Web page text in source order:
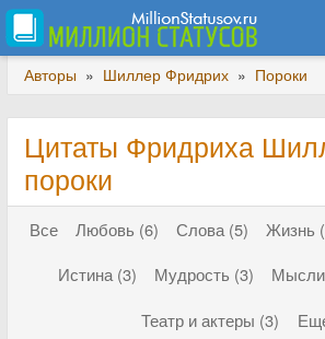
Авторы » Шиллер Фридрих » Пороки
Цитаты Фридриха
пороки
Все Любовь (6) Слова (5) Жизнь
Истина (3)
Мудрость (3)
Мысли
Театр и актеры (3)